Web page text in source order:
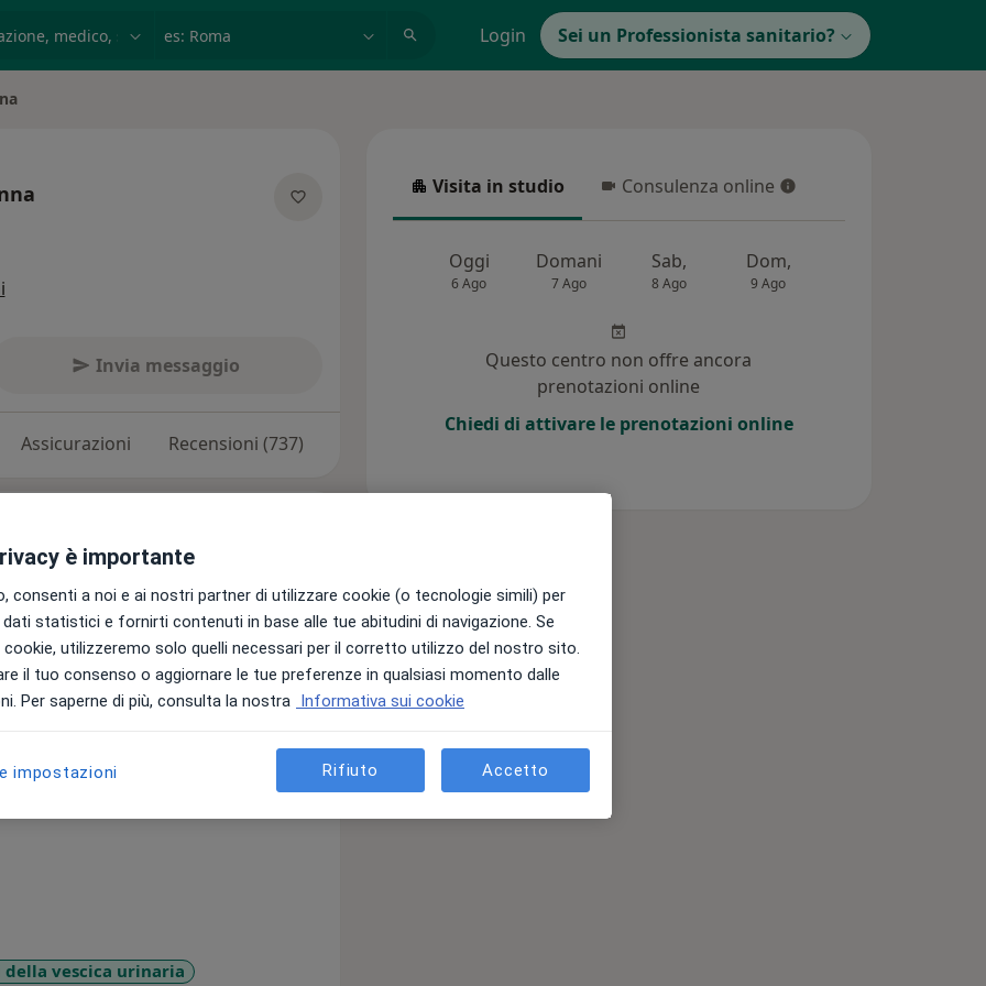
Login Sei un Professionista sanitario?
Invia messaggio
Assicurazioni Recensioni (737)
in Medicina e Chirurgia presso
una tesi di Laurea sulle
coppia, e specializzata in Urologia,
una tesi di specializzazione
del pene.
il diploma quadriennale
della vescica urinaria
Visita in studio
Visita in studio Consulenza online
Consulenza online
Oggi
6 Ago
Domani
7 Ago
Sab,
8 Ago
Dom,
9 Ago
Questo centro non offre ancora
prenotazioni online
Chiedi di attivare le prenotazioni online
è importante
consenti a noi e ai nostri partner di utilizzare cookie (o tecnologie simili) per
statistici e fornirti contenuti in base alle tue abitudini di navigazione. Se
utilizzeremo solo quelli necessari per il corretto utilizzo del nostro sito.
il tuo consenso o aggiornare le tue preferenze in qualsiasi momento dalle
Per saperne di più, consulta la nostra Informativa sui cookie
impostazioni Rifiuto Accetto